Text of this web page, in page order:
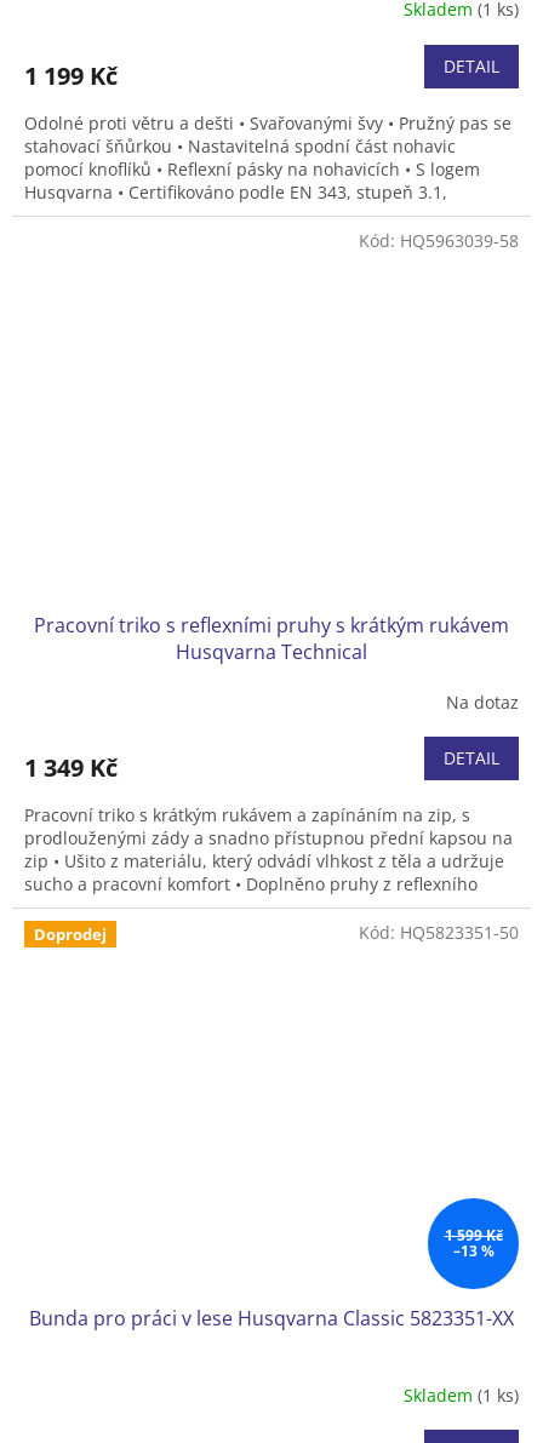
Skladem (1 ks)
1 199 Kč DETAIL
Odolné proti větru a dešti • Svařovanými švy • Pružný pas se
stahovací šňůrkou • Nastavitelná spodní část nohavic
pomocí knoflíků • Reflexní pásky na nohavicích • S logem
Husqvarna • Certifikováno podle EN 343, stupeň 3.1,
ochranný oděv proti nepříznivému počasí. • Velikost XS, S, M,
Pracovní triko s reflexními pruhy s krátkým rukávem
Husqvarna Technical
Na dotaz
1 349 Kč DETAIL
Pracovní triko s krátkým rukávem a zapínáním na zip, s
prodlouženými zády a snadno přístupnou přední kapsou na
zip • Ušito z materiálu, který odvádí vlhkost z těla a udržuje
sucho a pracovní komfort • Doplněno pruhy z reflexního
materiálu s vysokou viditelností a vyhovuje normě ISO EN
20471 (třída 2) • Velikost S-XXXL.
Kód: HQ5963039-58
Doprodej
1 599 Kč
–13 %
Bunda pro práci v lese Husqvarna Classic 5823351-XX
Skladem (1 ks)
Kód: HQ5823351-50